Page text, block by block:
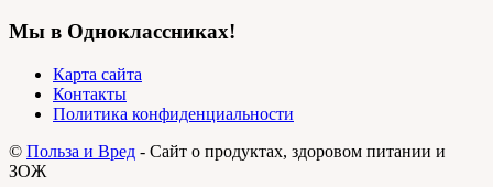
Мы в Одноклассниках!
Карта сайта
Контакты
Политика конфиденциальности
© Польза и Вред - Сайт о продуктах, здоровом питании и
ЗОЖ